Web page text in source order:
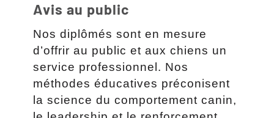
Avis au public
Nos diplômés sont en mesure
d’offrir au public et aux chiens un
service professionnel. Nos
méthodes éducatives préconisent
la science du comportement canin,